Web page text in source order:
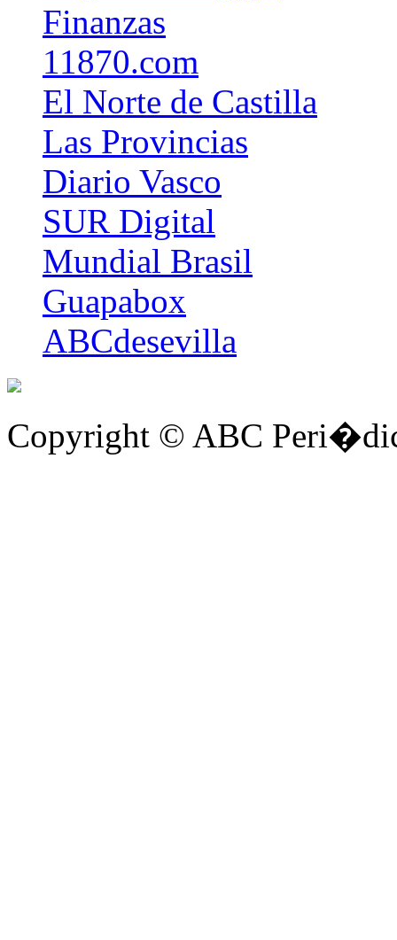
Finanzas
11870.com
El Norte de Castilla
Las Provincias
Diario Vasco
SUR Digital
Mundial Brasil
Guapabox
ABCdesevilla
Copyright © ABC